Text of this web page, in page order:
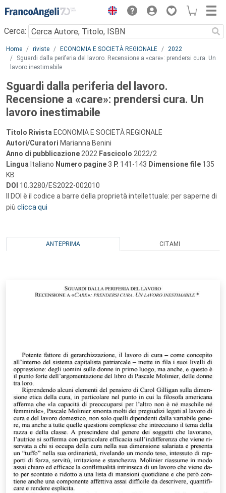
Menu
Cerca:
Main content
Home riviste ECONOMIA E SOCIETÀ REGIONALE
2022
Sguardi dalla periferia del lavoro. Recensione a «care»: prendersi cura. Un
lavoro inestimabile
Sguardi dalla periferia del lavoro.
Recensione a «care»: prendersi cura. Un
lavoro inestimabile
Titolo Rivista ECONOMIA E SOCIETÀ REGIONALE
Autori/Curatori Marianna Benini
Anno di pubblicazione 2022 Fascicolo 2022/2
Lingua Italiano Numero pagine 3 P. 141-143 Dimensione file 135
KB
DOI 10.3280/ES2022-002010
Il DOI è il codice a barre della proprietà intellettuale: per saperne di
più clicca qui
ANTEPRIMA CITAMI